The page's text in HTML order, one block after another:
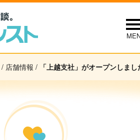
/ 店舗情報 / 「上越支社」がオープンしまし